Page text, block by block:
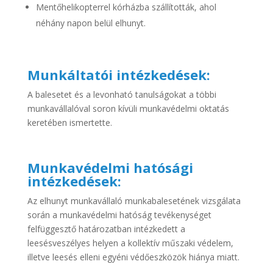
Mentőhelikopterrel kórházba szállították, ahol
néhány napon belül elhunyt.
Munkáltatói intézkedések:
A balesetet és a levonható tanulságokat a többi
munkavállalóval soron kívüli munkavédelmi oktatás
keretében ismertette.
Munkavédelmi hatósági
intézkedések:
Az elhunyt munkavállaló munkabalesetének vizsgálata
során a munkavédelmi hatóság tevékenységet
felfüggesztő határozatban intézkedett a
leesésveszélyes helyen a kollektív műszaki védelem,
illetve leesés elleni egyéni védőeszközök hiánya miatt.